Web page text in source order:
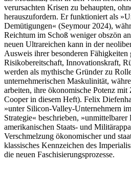
verursachten Krisen zu behaupten,
herauszufordern. Er funktioniert als
Demütigungen« (Seymour 2024),
Reichtum im Schoß weniger obszön
neuen Ultrareichen kann in der
Ausweis ihrer besonderen Fähigkeiten
Risikobereitschaft, Innovationskraft,
werden als mythische Gründer zu
unternehmerischen Maskulinität,
arbeiten, ihre ökonomische Potenz
Cooper in diesem Heft). Felix
»unter Silicon-Valley-Unternehmern
Strategie« beschrieben, »unmittelbarer
amerikanischen Staats- und
Verschmelzung ökonomischer und
klassisches Kennzeichen des
die neuen Faschisierungsprozesse.